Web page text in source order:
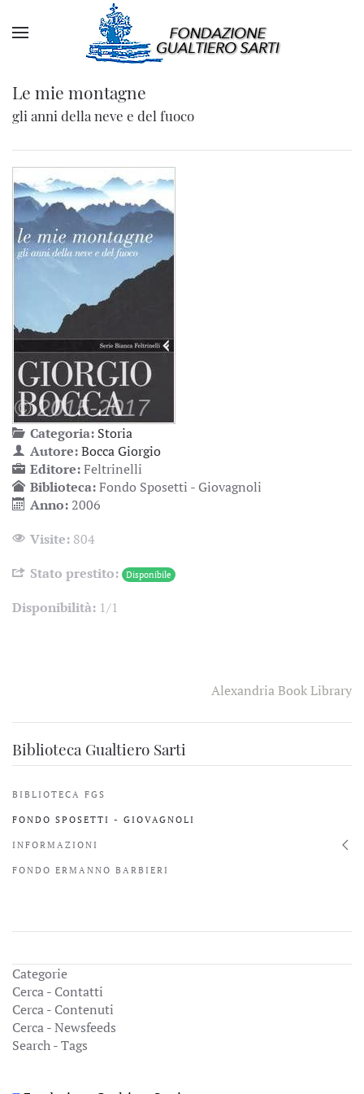
Le mie montagne
gli anni della neve e del fuoco
Categoria: Storia
Autore:Bocca Giorgio
Editore:Feltrinelli
Biblioteca:Fondo Sposetti - Giovagnoli
Anno: 2006
Visite: 804
Stato prestito:
Disponibile
Disponibilità: 1/1
Alexandria Book Library
Biblioteca Gualtiero Sarti
BIBLIOTECA FGS
FONDO SPOSETTI - GIOVAGNOLI
INFORMAZIONI
FONDO ERMANNO BARBIERI
Categorie
Cerca - Contatti
Cerca - Contenuti
Cerca - Newsfeeds
Search - Tags